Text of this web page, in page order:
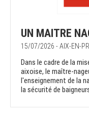
UN MAITRE
15/07/2026 - AIX-EN-
Dans le cadre de la
aixoise, le maître-
l'enseignement de la
la sécurité de